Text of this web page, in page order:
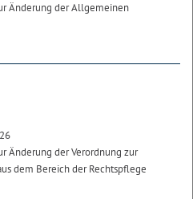
Änderung der Allgemeinen
Änderung der Verordnung zur
dem Bereich der Rechtspflege